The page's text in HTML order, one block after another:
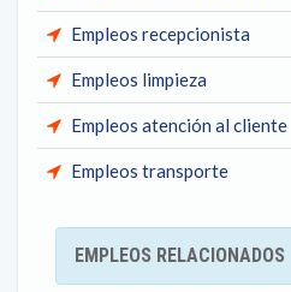
Empleos recepcionista
Empleos limpieza
Empleos atención al cliente
Empleos transporte
EMPLEOS RELACIONADOS